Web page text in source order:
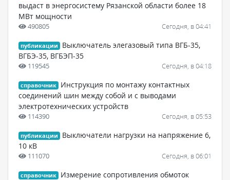
выдаст в энергосистему Рязанской области более 18
МВт мощности
490805 Сегодня, в 04:41
публикации
Выключатель элегазовый типа ВГБ-35,
ВГБЭ-35, ВГБЭП-35
119545 Сегодня, в 04:18
справочник
Инструкция по монтажу контактных
соединений шин между собой и с выводами
электротехнических устройств
114390 Сегодня, в 05:53
публикации
Выключатели нагрузки на напряжение 6,
10 кВ
111070 Сегодня, в 06:01
справочник
Измерение сопротивления обмоток